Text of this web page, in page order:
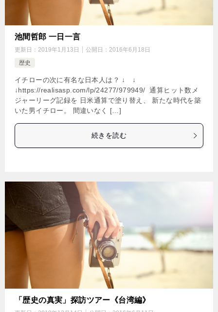
池間哲郎 一日一言
更新日： 2019年1月13日 公開日： 2016年6月18日
歴史
イチローの次に有名な日本人は？ ↓ ↓
↓https://realisasp.com/lp/24277/979949/ 通算ヒット数メ
ジャーリーグ記録を 日米通算で塗り替え、 新たな時代を築
いた男イチロー。 間違いなく […]
続きを読む
「歴史の真実」探訪ツアー《台湾編》